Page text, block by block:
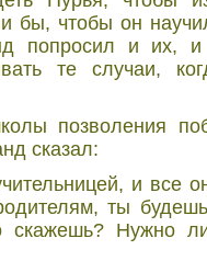
бы, чтобы он
попросил и их, и
те случаи,
позволения
сказал:
и все
ты будешь
скажешь? Нужно